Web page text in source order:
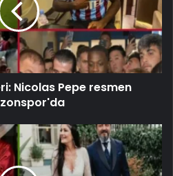
Nicolas Pepe resmen